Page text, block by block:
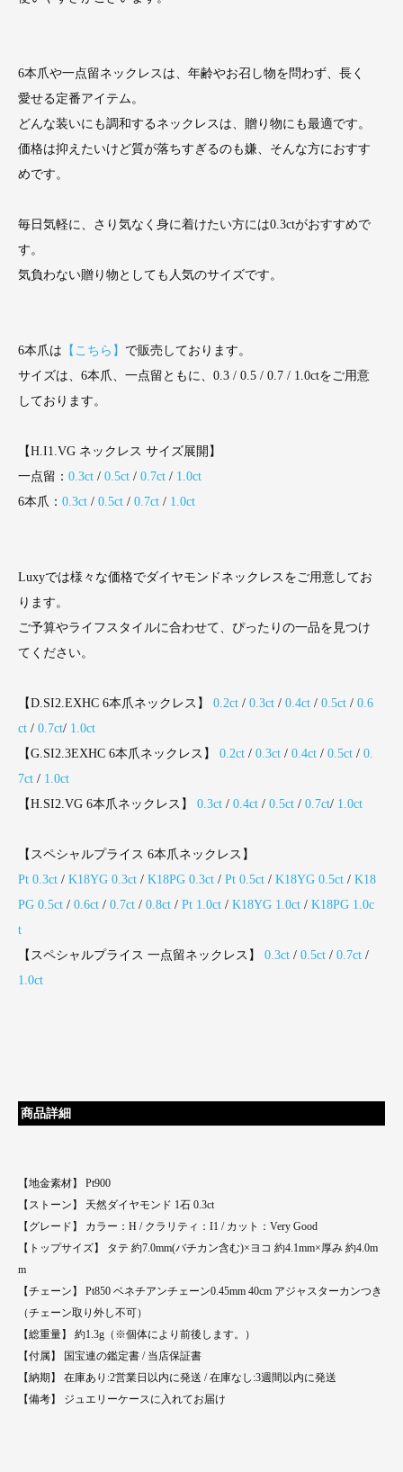
6本爪や一点留ネックレスは、年齢やお召し物を問わず、長く
愛せる定番アイテム。
どんな装いにも調和するネックレスは、贈り物にも最適です。
価格は抑えたいけど質が落ちすぎるのも嫌、そんな方におすす
めです。
毎日気軽に、さり気なく身に着けたい方には0.3ctがおすすめで
す。
気負わない贈り物としても人気のサイズです。
6本爪は 【こちら】 で販売しております。
サイズは、6本爪、一点留ともに、0.3 / 0.5 / 0.7 / 1.0ctをご用意
しております。
【H.I1.VG ネックレス サイズ展開】
一点留： 0.3ct / 0.5ct / 0.7ct / 1.0ct
6本爪： 0.3ct / 0.5ct / 0.7ct / 1.0ct
Luxyでは様々な価格でダイヤモンドネックレスをご用意してお
ります。
ご予算やライフスタイルに合わせて、ぴったりの一品を見つけ
てください。
【D.SI2.EXHC 6本爪ネックレス】 0.2ct / 0.3ct / 0.4ct / 0.5ct / 0.6
ct / 0.7ct/ 1.0ct
【G.SI2.3EXHC 6本爪ネックレス】 0.2ct / 0.3ct / 0.4ct / 0.5ct / 0.
7ct / 1.0ct
【H.SI2.VG 6本爪ネックレス】 0.3ct / 0.4ct / 0.5ct / 0.7ct/ 1.0ct
【スペシャルプライス 6本爪ネックレス】
Pt 0.3ct / K18YG 0.3ct / K18PG 0.3ct / Pt 0.5ct / K18YG 0.5ct / K18
PG 0.5ct / 0.6ct / 0.7ct / 0.8ct / Pt 1.0ct / K18YG 1.0ct / K18PG 1.0c
t
【スペシャルプライス 一点留ネックレス】 0.3ct / 0.5ct / 0.7ct /
1.0ct
商品詳細
【地金素材】 Pt900
【ストーン】 天然ダイヤモンド 1石 0.3ct
【グレード】 カラー：H / クラリティ：I1 / カット：Very Good
【トップサイズ】 タテ 約7.0mm(バチカン含む)×ヨコ 約4.1mm×厚み 約4.0m
m
【チェーン】 Pt850 ベネチアンチェーン0.45mm 40cm アジャスターカンつき
（チェーン取り外し不可）
【総重量】 約1.3g（※個体により前後します。）
【付属】 国宝連の鑑定書 / 当店保証書
【納期】 在庫あり:2営業日以内に発送 / 在庫なし:3週間以内に発送
【備考】 ジュエリーケースに入れてお届け